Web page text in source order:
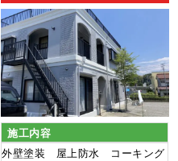
施工内容
外壁塗装 屋上防水 コーキング